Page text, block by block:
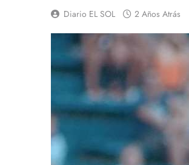
Diario EL SOL 2 Años Atrás